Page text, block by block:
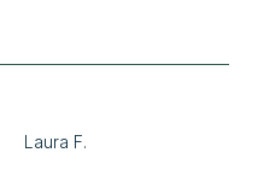
Laura F.